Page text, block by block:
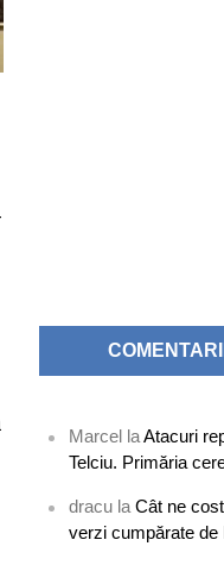
Marcel laAtacuri
Telciu. Primăria
dracu laCât ne
verzi cumpărate de